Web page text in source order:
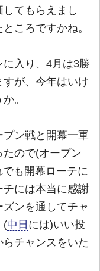
てもらえまし
ころですかね。
入り、4月は3勝
が、今年はいけ
。
ン戦と開幕一軍
ので(オープン
も開幕ローテに
チには本当に感謝
ンを通してチャ
(中日 には)いい投
チャンスをいた